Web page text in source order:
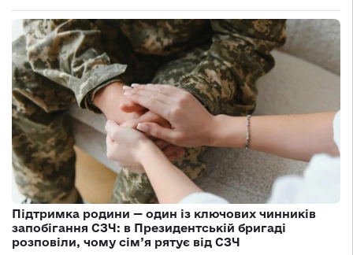
Підтримка родини — один із ключових чинників
запобігання СЗЧ: в Президентській бригаді
розповіли, чому сім’я рятує від СЗЧ